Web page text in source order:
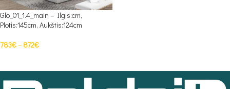
Glo_01_1.4_main – Ilgis:cm,
Plotis:145cm, Aukštis:124cm
783€– 872€